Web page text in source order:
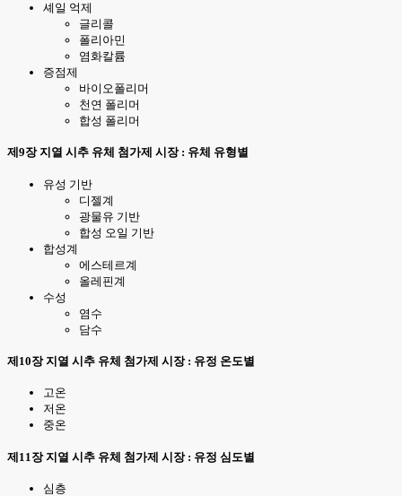
셰일 억제
글리콜
폴리아민
염화칼륨
증점제
바이오폴리머
천연 폴리머
합성 폴리머
제9장 지열 시추 유체 첨가제 시장 : 유체 유형별
유성 기반
디젤계
광물유 기반
합성 오일 기반
합성계
에스테르계
올레핀계
수성
염수
담수
제10장 지열 시추 유체 첨가제 시장 : 유정 온도별
고온
저온
중온
제11장 지열 시추 유체 첨가제 시장 : 유정 심도별
심층